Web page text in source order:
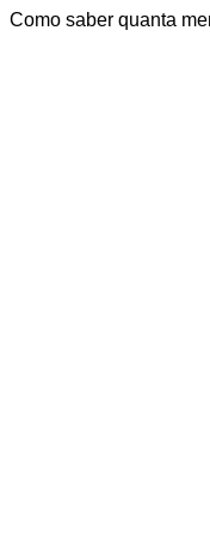
Como saber quanta